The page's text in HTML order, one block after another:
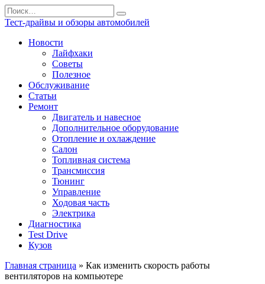
Перейти
к
содержанию
Search
for:
Тест-драйвы и обзоры автомобилей
Новости
Лайфхаки
Советы
Полезное
Обслуживание
Статьи
Ремонт
Двигатель и навесное
Дополнительное оборудование
Отопление и охлаждение
Салон
Топливная система
Трансмиссия
Тюнинг
Управление
Ходовая часть
Электрика
Диагностика
Test Drive
Кузов
Главная страница » Как изменить скорость работы
вентиляторов на компьютере